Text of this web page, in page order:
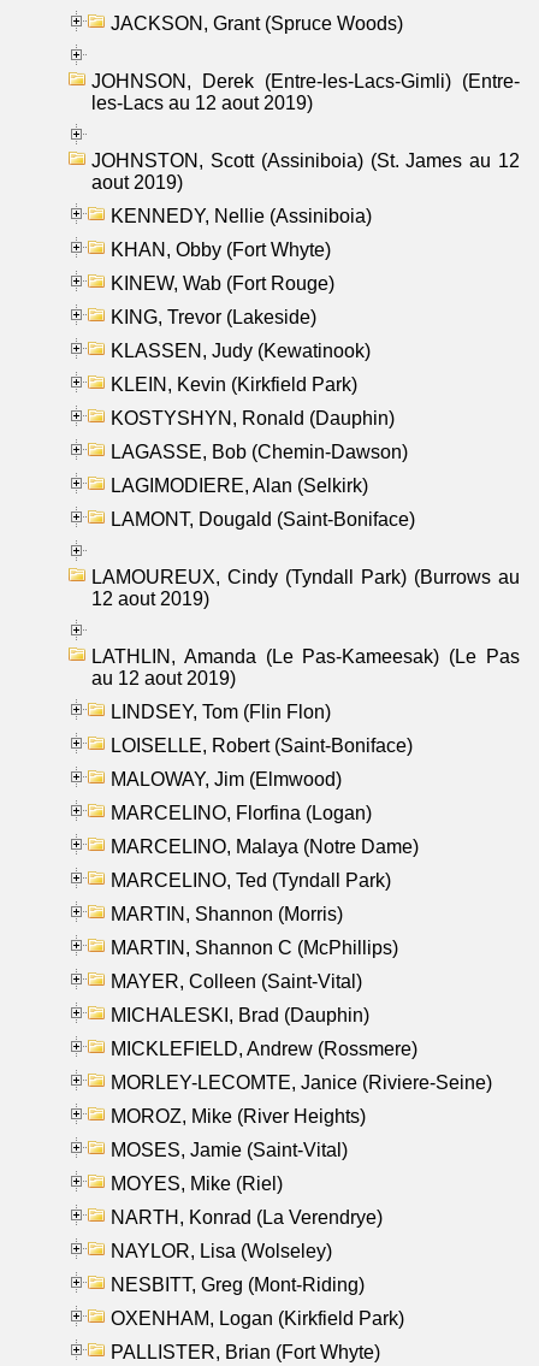
JACKSON, Grant (Spruce Woods)
JOHNSON, Derek (Entre-les-Lacs-Gimli) (Entre-
les-Lacs au 12 aout 2019)
JOHNSTON, Scott (Assiniboia) (St. James au 12
aout 2019)
KENNEDY, Nellie (Assiniboia)
KHAN, Obby (Fort Whyte)
KINEW, Wab (Fort Rouge)
KING, Trevor (Lakeside)
KLASSEN, Judy (Kewatinook)
KLEIN, Kevin (Kirkfield Park)
KOSTYSHYN, Ronald (Dauphin)
LAGASSE, Bob (Chemin-Dawson)
LAGIMODIERE, Alan (Selkirk)
LAMONT, Dougald (Saint-Boniface)
LAMOUREUX, Cindy (Tyndall Park) (Burrows au
12 aout 2019)
LATHLIN, Amanda (Le Pas-Kameesak) (Le Pas
au 12 aout 2019)
LINDSEY, Tom (Flin Flon)
LOISELLE, Robert (Saint-Boniface)
MALOWAY, Jim (Elmwood)
MARCELINO, Florfina (Logan)
MARCELINO, Malaya (Notre Dame)
MARCELINO, Ted (Tyndall Park)
MARTIN, Shannon (Morris)
MARTIN, Shannon C (McPhillips)
MAYER, Colleen (Saint-Vital)
MICHALESKI, Brad (Dauphin)
MICKLEFIELD, Andrew (Rossmere)
MORLEY-LECOMTE, Janice (Riviere-Seine)
MOROZ, Mike (River Heights)
MOSES, Jamie (Saint-Vital)
MOYES, Mike (Riel)
NARTH, Konrad (La Verendrye)
NAYLOR, Lisa (Wolseley)
NESBITT, Greg (Mont-Riding)
OXENHAM, Logan (Kirkfield Park)
PALLISTER, Brian (Fort Whyte)